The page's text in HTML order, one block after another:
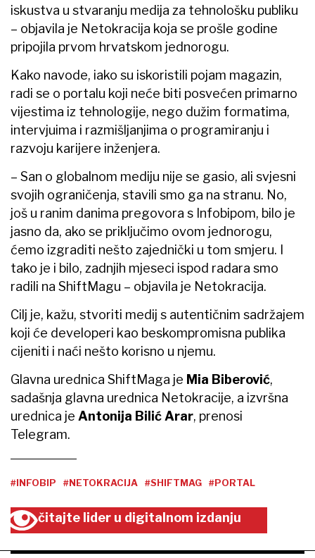
iskustva u stvaranju medija za tehnološku publiku
– objavila je Netokracija koja se prošle godine
pripojila prvom hrvatskom jednorogu.
Kako navode, iako su iskoristili pojam magazin,
radi se o portalu koji neće biti posvećen primarno
vijestima iz tehnologije, nego dužim formatima,
intervjuima i razmišljanjima o programiranju i
razvoju karijere inženjera.
– San o globalnom mediju nije se gasio, ali svjesni
svojih ograničenja, stavili smo ga na stranu. No,
još u ranim danima pregovora s Infobipom, bilo je
jasno da, ako se priključimo ovom jednorogu,
ćemo izgraditi nešto zajednički u tom smjeru. I
tako je i bilo, zadnjih mjeseci ispod radara smo
radili na ShiftMagu – objavila je Netokracija.
Cilj je, kažu, stvoriti medij s autentičnim sadržajem
koji će developeri kao beskompromisna publika
cijeniti i naći nešto korisno u njemu.
Glavna urednica ShiftMaga je Mia Biberović,
sadašnja glavna urednica Netokracije, a izvršna
urednica je Antonija Bilić Arar, prenosi
Telegram.
#INFOBIP #NETOKRACIJA #SHIFTMAG #PORTAL
čitajte lider u digitalnom izdanju